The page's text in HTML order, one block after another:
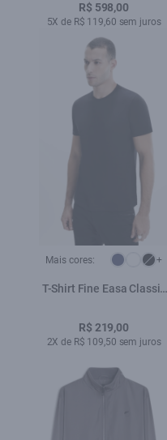
R$ 598,00
5X de R$ 119,60 sem juros
Mais cores: +
T-Shirt Fine Easa Classic
R$ 219,00
2X de R$ 109,50 sem juros